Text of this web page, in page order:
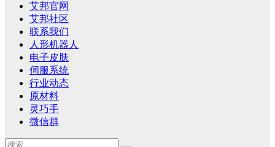
艾邦官网
艾邦社区
联系我们
人形机器人
电子皮肤
伺服系统
行业动态
原材料
灵巧手
微信群